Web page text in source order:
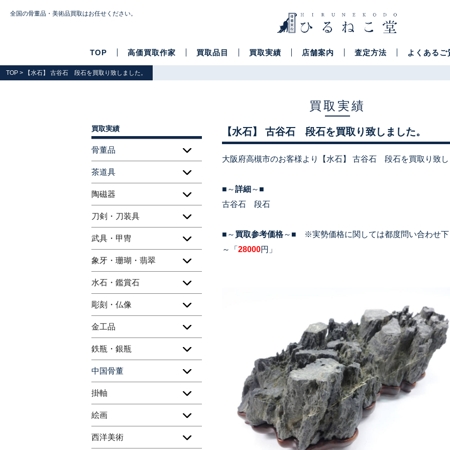
全国の骨董品・美術品買取はお任せください。
TOP 高価買取作家 買取品目 買取実績 店舗案内 査定方法 よくあるご
TOP > 【水石】 古谷石 段石を買取り致しました。
買取実績
【水石】 古谷石 段石を買取り致しました。
大阪府高槻市のお客様より【水石】 古谷石 段石を買取り致
■～詳細 ～■
古谷石 段石
■～ 買取参考価格～■ ※実勢価格に関しては都度問い合わせ下
～「 28000円」
買取実績
骨董品
茶道具
陶磁器
刀剣・刀装具
武具・甲冑
象牙・珊瑚・翡翠
水石・鑑賞石
彫刻・仏像
金工品
鉄瓶・銀瓶
中国骨董
掛軸
絵画
西洋美術